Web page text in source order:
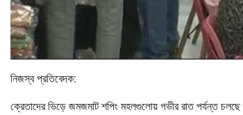
নিজস্ব প্রতিবেদক:
ক্রেতাদের ভিড়ে জমজমাট শপিং মহলগুলোয় গভীর রাত পর্যন্ত চলছে